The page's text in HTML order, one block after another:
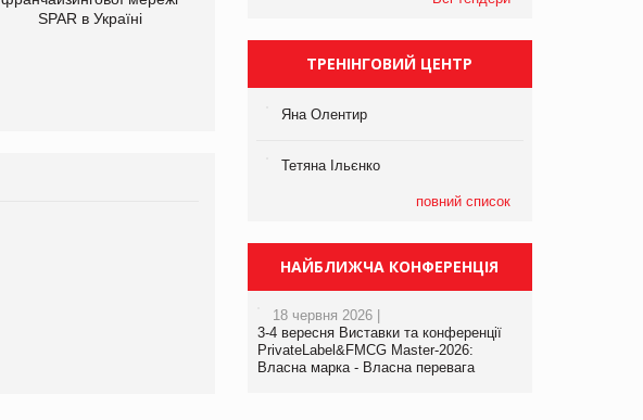
SPAR в Україні
виробництва
Брагина Людмила
Просування компанії на
www.trademaster.ua.
правила. Особливості.
ТРЕНІНГОВИЙ ЦЕНТР
Яна Олентир
Тетяна Ільєнко
повний список
НАЙБЛИЖЧА КОНФЕРЕНЦІЯ
18 червня 2026 |
3-4 вересня Виставки та конференції
PrivateLabel&FMCG Master-2026:
Власна марка - Власна перевага